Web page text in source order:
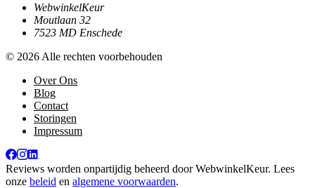
WebwinkelKeur
Moutlaan 32
7523 MD Enschede
© 2026 Alle rechten voorbehouden
Over Ons
Blog
Contact
Storingen
Impressum
Reviews worden onpartijdig beheerd doorWebwinkelKeur. Lees
onze beleid en algemene voorwaarden.